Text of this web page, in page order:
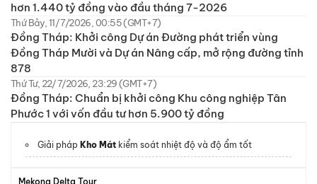
hơn 1.440 tỷ đồng vào đầu tháng 7-2026
Thứ Bảy, 11/7/2026, 00:55 (GMT+7)
Đồng Tháp: Khởi công Dự án Đường phát triển vùng
Đồng Tháp Mười và Dự án Nâng cấp, mở rộng đường tỉnh
878
Thứ Tư, 22/7/2026, 23:29 (GMT+7)
Đồng Tháp: Chuẩn bị khởi công Khu công nghiệp Tân
Phước 1 với vốn đầu tư hơn 5.900 tỷ đồng
Giải pháp Kho Mát kiểm soát nhiệt độ và độ ẩm tốt
Mekong Delta Tour